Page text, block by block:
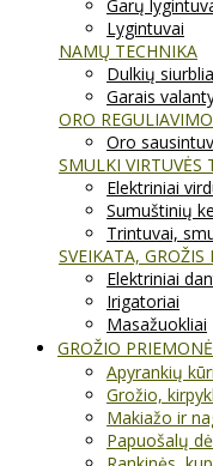
Garų
Lygintuvai
NAMŲ TECHNIKA
Dulkių
Garais
ORO
Oro
SMULKI VIRTUVĖS
Elektriniai
Sumuštinių
Trintuvai,
SVEIKATA, GROŽIS
Elektriniai
Irigatoriai
Masažuokliai
GROŽIO
Apyrankių
Grožio,
Makiažo ir
Papuošalų